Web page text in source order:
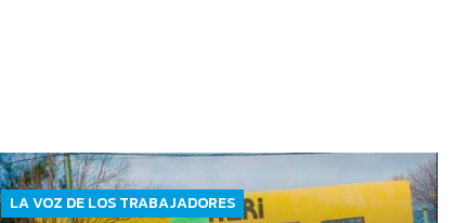
LA VOZ DE LOS TRABAJADORES